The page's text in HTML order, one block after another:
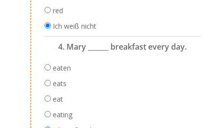
red
Ich weiß nicht
4. Mary ______ breakfast every day.
eaten
eats
eat
eating